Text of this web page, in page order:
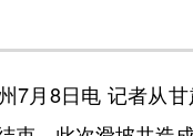
8日电 记者从甘